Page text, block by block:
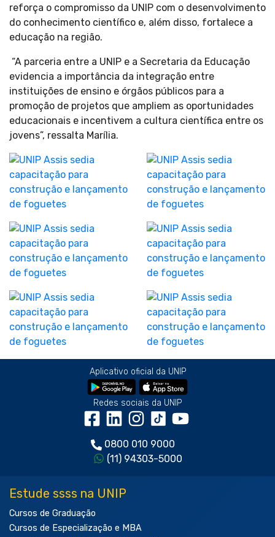
reforça o compromisso da UNIP com o desenvolvimento
do conhecimento científico e, além disso, fortalece a
educação na região.
“A parceria entre a UNIP e a Secretaria da Educação
evidencia a importância da integração entre
instituições de ensino e órgãos públicos para a
promoção de projetos que ampliem as oportunidades
educacionais e incentivem a cultura científica entre os
jovens”, ressalta Marília.
Aplicativo oficial da UNIP
Redes sociais da UNIP
0800 010 9000
(11) 94303-5000
Estude ssss na UNIP
Cursos de Graduação
Cursos de Especialização e MBA